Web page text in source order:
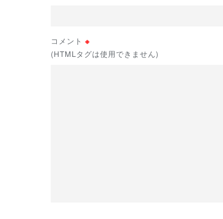
コメント ※
(HTMLタグは使用できません)